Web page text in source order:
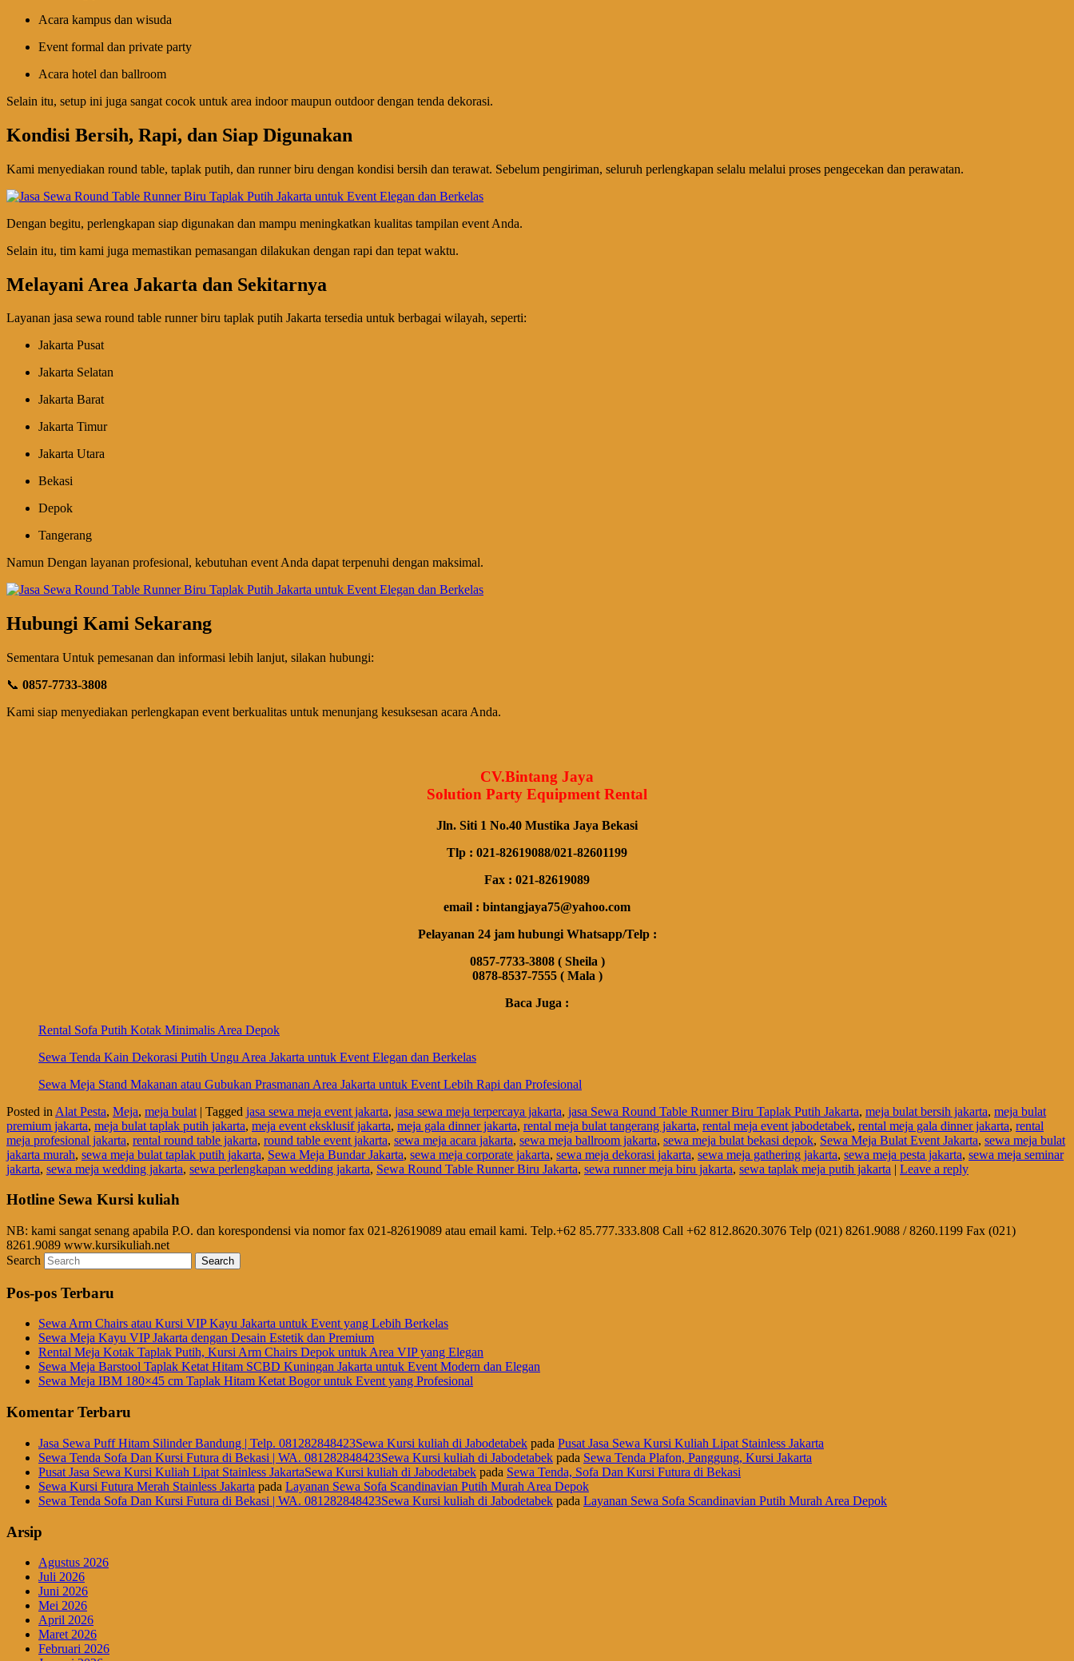
Acara kampus dan wisuda
Event formal dan private party
Acara hotel dan ballroom
Selain itu, setup ini juga sangat cocok untuk area indoor maupun outdoor dengan tenda dekorasi.
Kondisi Bersih, Rapi, dan Siap Digunakan
Kami menyediakan round table, taplak putih, dan runner biru dengan kondisi bersih dan terawat. Sebelum pengiriman, seluruh perlengkapan selalu melalui proses pengecekan dan perawatan.
Dengan begitu, perlengkapan siap digunakan dan mampu meningkatkan kualitas tampilan event Anda.
Selain itu, tim kami juga memastikan pemasangan dilakukan dengan rapi dan tepat waktu.
Melayani Area Jakarta dan Sekitarnya
Layanan jasa sewa round table runner biru taplak putih Jakarta tersedia untuk berbagai wilayah, seperti:
Jakarta Pusat
Jakarta Selatan
Jakarta Barat
Jakarta Timur
Jakarta Utara
Bekasi
Depok
Tangerang
Namun Dengan layanan profesional, kebutuhan event Anda dapat terpenuhi dengan maksimal.
Hubungi Kami Sekarang
Sementara Untuk pemesanan dan informasi lebih lanjut, silakan hubungi:
📞 0857-7733-3808
Kami siap menyediakan perlengkapan event berkualitas untuk menunjang kesuksesan acara Anda.
CV.Bintang Jaya
Solution Party Equipment Rental
Jln. Siti 1 No.40 Mustika Jaya Bekasi
Tlp : 021-82619088/021-82601199
Fax : 021-82619089
email : bintangjaya75@yahoo.com
Pelayanan 24 jam hubungi Whatsapp/Telp :
0857-7733-3808 ( Sheila )
0878-8537-7555 ( Mala )
Baca Juga :
Rental Sofa Putih Kotak Minimalis Area Depok
Sewa Tenda Kain Dekorasi Putih Ungu Area Jakarta untuk Event Elegan dan Berkelas
Sewa Meja Stand Makanan atau Gubukan Prasmanan Area Jakarta untuk Event Lebih Rapi dan Profesional
Posted in Alat Pesta, Meja, meja bulat | Tagged jasa sewa meja event jakarta, jasa sewa meja terpercaya jakarta, jasa Sewa Round Table Runner Biru Taplak Putih Jakarta, meja bulat bersih jakarta, meja bulat
premium jakarta, meja bulat taplak putih jakarta, meja event eksklusif jakarta, meja gala dinner jakarta, rental meja bulat tangerang jakarta, rental meja event jabodetabek, rental meja gala dinner jakarta, rental
meja profesional jakarta, rental round table jakarta, round table event jakarta, sewa meja acara jakarta, sewa meja ballroom jakarta, sewa meja bulat bekasi depok, Sewa Meja Bulat Event Jakarta, sewa meja bulat
jakarta murah, sewa meja bulat taplak putih jakarta, Sewa Meja Bundar Jakarta, sewa meja corporate jakarta, sewa meja dekorasi jakarta, sewa meja gathering jakarta, sewa meja pesta jakarta, sewa meja seminar
jakarta, sewa meja wedding jakarta, sewa perlengkapan wedding jakarta, Sewa Round Table Runner Biru Jakarta, sewa runner meja biru jakarta, sewa taplak meja putih jakarta | Leave a reply
Hotline Sewa Kursi kuliah
NB: kami sangat senang apabila P.O. dan korespondensi via nomor fax 021-82619089 atau email kami. Telp.+62 85.777.333.808 Call +62 812.8620.3076 Telp (021) 8261.9088 / 8260.1199 Fax (021)
8261.9089 www.kursikuliah.net
Search
Pos-pos Terbaru
Sewa Arm Chairs atau Kursi VIP Kayu Jakarta untuk Event yang Lebih Berkelas
Sewa Meja Kayu VIP Jakarta dengan Desain Estetik dan Premium
Rental Meja Kotak Taplak Putih, Kursi Arm Chairs Depok untuk Area VIP yang Elegan
Sewa Meja Barstool Taplak Ketat Hitam SCBD Kuningan Jakarta untuk Event Modern dan Elegan
Sewa Meja IBM 180×45 cm Taplak Hitam Ketat Bogor untuk Event yang Profesional
Komentar Terbaru
Jasa Sewa Puff Hitam Silinder Bandung | Telp. 081282848423Sewa Kursi kuliah di Jabodetabek pada Pusat Jasa Sewa Kursi Kuliah Lipat Stainless Jakarta
Sewa Tenda Sofa Dan Kursi Futura di Bekasi | WA. 081282848423Sewa Kursi kuliah di Jabodetabek pada Sewa Tenda Plafon, Panggung, Kursi Jakarta
Pusat Jasa Sewa Kursi Kuliah Lipat Stainless JakartaSewa Kursi kuliah di Jabodetabek pada Sewa Tenda, Sofa Dan Kursi Futura di Bekasi
Sewa Kursi Futura Merah Stainless Jakarta pada Layanan Sewa Sofa Scandinavian Putih Murah Area Depok
Sewa Tenda Sofa Dan Kursi Futura di Bekasi | WA. 081282848423Sewa Kursi kuliah di Jabodetabek pada Layanan Sewa Sofa Scandinavian Putih Murah Area Depok
Arsip
Agustus 2026
Juli 2026
Juni 2026
Mei 2026
April 2026
Maret 2026
Februari 2026